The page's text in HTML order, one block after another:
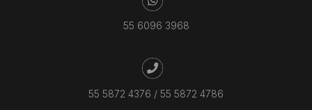
55 6096 3968
55 5872 4376 / 55 5872 4786